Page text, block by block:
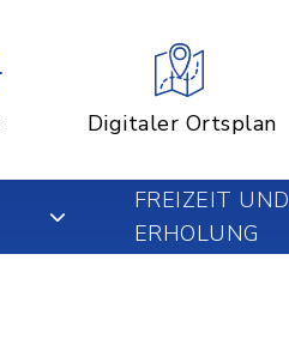
Digitaler Ortsplan
FREIZEIT UND
ERHOLUNG